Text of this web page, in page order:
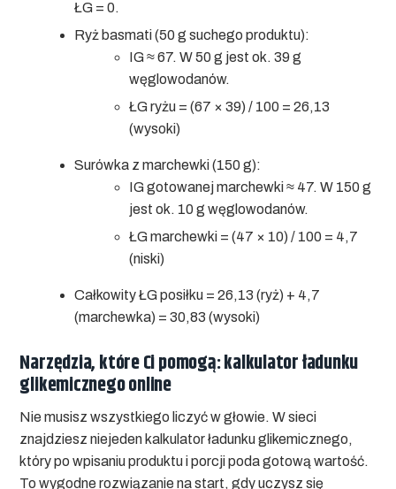
ŁG = 0.
Ryż basmati (50 g suchego produktu):
IG ≈ 67. W 50 g jest ok. 39 g
węglowodanów.
ŁG ryżu = (67 × 39) / 100 =26,13
(wysoki)
Surówka z marchewki (150 g):
IG gotowanej marchewki ≈ 47. W 150 g
jest ok. 10 g węglowodanów.
ŁG marchewki = (47 × 10) / 100 = 4,7
(niski)
Całkowity ŁG posiłku = 26,13 (ryż) + 4,7
(marchewka) = 30,83 (wysoki)
Narzędzia, które Ci pomogą: kalkulator ładunku
glikemicznego online
Nie musisz wszystkiego liczyć w głowie. W sieci
znajdziesz niejeden kalkulator ładunku glikemicznego,
który po wpisaniu produktu i porcji poda gotową wartość.
To wygodne rozwiązanie na start, gdy uczysz się